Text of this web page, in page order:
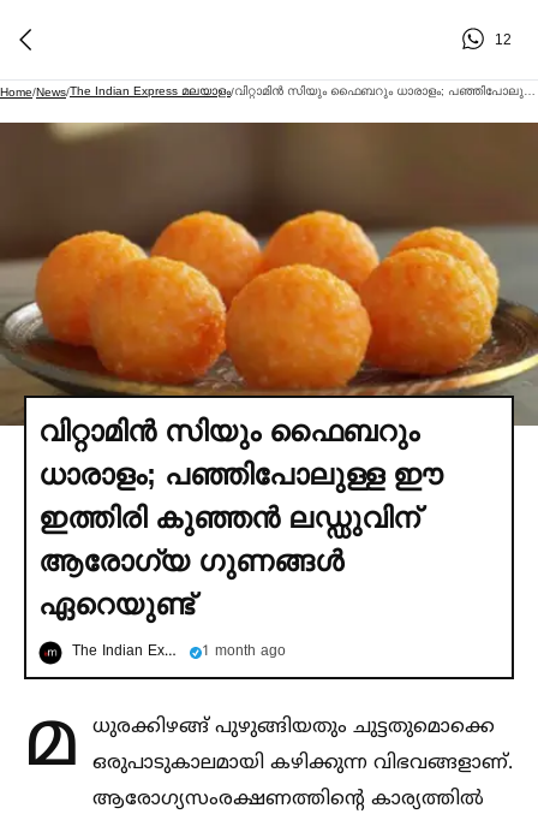
12
Home/News/The Indian Express മലയാളം/
വിറ്റാമിൻ സിയും ഫൈബറും
ധാരാളം; പഞ്ഞിപോലുള്ള ഈ
ഇത്തിരി കുഞ്ഞൻ ലഡ്ഡുവിന്
ആരോഗ്യ ഗുണങ്ങള്‍
ഏറെയുണ്ട്
The Indian Express മലയാളം 1 month ago
മ
ധുരക്കിഴങ്ങ് പുഴുങ്ങിയതും ചുട്ടതുമൊക്കെ
ഒരുപാടുകാലമായി കഴിക്കുന്ന വിഭവങ്ങളാണ്.
ആരോഗ്യസംരക്ഷണത്തിന്റെ കാര്യത്തില്‍